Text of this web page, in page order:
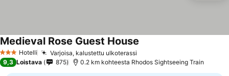
3 Tähtiluokitus
Hotelli Varjoisa, kalustettu ulkoterassi
Medieval Rose Guest House
9,3 Loistava 875 0.2 km kohteesta Rhodos Sightseeing Train